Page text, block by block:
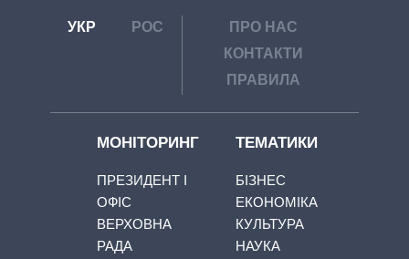
УКР РОС
ПРО НАС
КОНТАКТИ
ПРАВИЛА
МОНІТОРИНГ
ПРЕЗИДЕНТ І
ОФІС
ВЕРХОВНА
РАДА
ТЕМАТИКИ
БІЗНЕС
ЕКОНОМІКА
КУЛЬТУРА
НАУКА